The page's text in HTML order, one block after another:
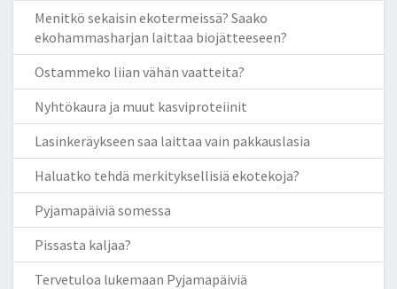
Menitkö sekaisin ekotermeissä? Saako
ekohammasharjan laittaa biojätteeseen?
Ostammeko liian vähän vaatteita?
Nyhtökaura ja muut kasviproteiinit
Lasinkeräykseen saa laittaa vain pakkauslasia
Haluatko tehdä merkityksellisiä ekotekoja?
Pyjamapäiviä somessa
Pissasta kaljaa?
Tervetuloa lukemaan Pyjamapäiviä